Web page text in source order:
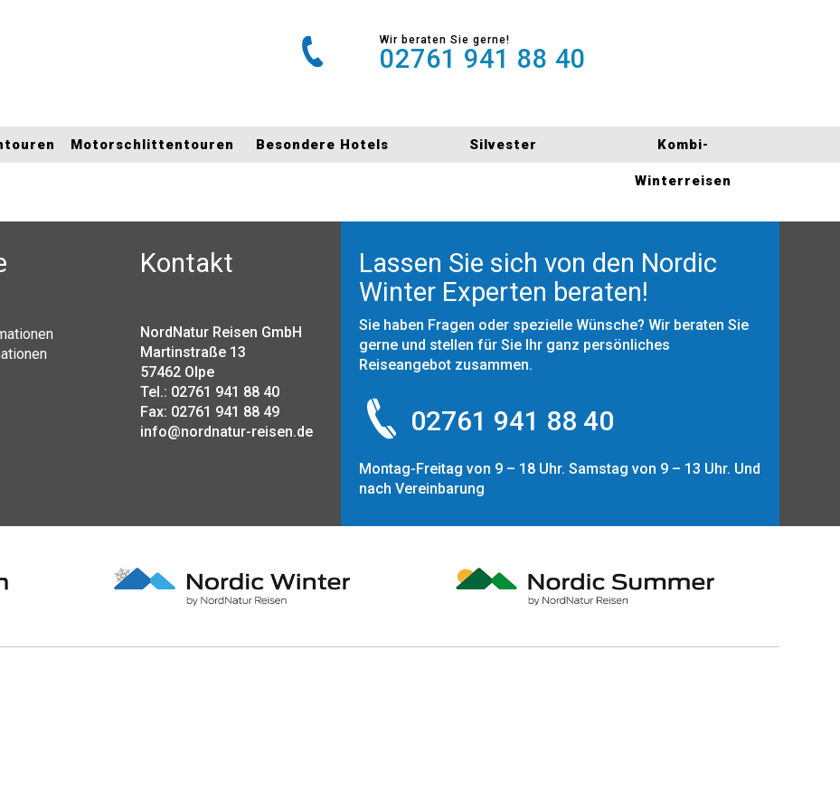
Wir beraten Sie gerne!
02761 941 88 40
Motorschlittentouren Besondere Hotels Silvester Kombi-
Winterreisen
Kontakt
NordNatur Reisen GmbH
Martinstraße 13
57462 Olpe
Tel.: 02761 941 88 40
Fax: 02761 941 88 49
info@nordnatur-reisen.de
Lassen Sie sich von den Nordic
Winter Experten beraten!
Sie haben Fragen oder spezielle Wünsche? Wir beraten Sie
gerne und stellen für Sie Ihr ganz persönliches
Reiseangebot zusammen.
02761 941 88 40
Montag-Freitag von 9 – 18 Uhr. Samstag von 9 – 13 Uhr. Und
nach Vereinbarung